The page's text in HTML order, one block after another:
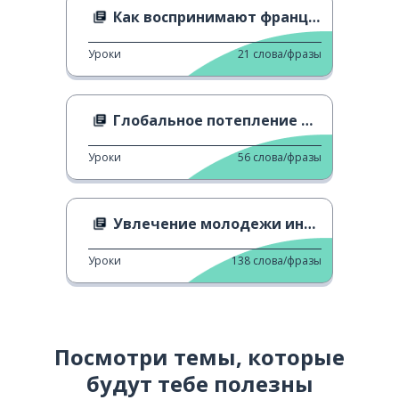
Как воспринимают французов
Уроки 21 слова/фразы
Глобальное потепление и океаны
Уроки 56 слова/фразы
Увлечение молодежи инфлюенсерами
Уроки 138 слова/фразы
Посмотри темы, которые
будут тебе полезны